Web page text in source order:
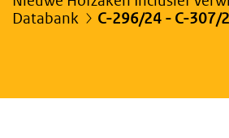
Databank
C-296/24 - C-307/